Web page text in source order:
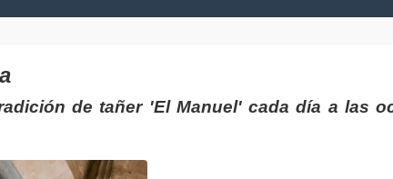
de tañer 'El Manuel' cada día a las